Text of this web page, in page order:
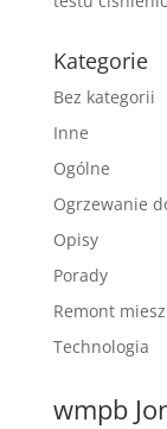
Kategorie
Bez kategorii
Inne
Ogólne
Ogrzewanie
Opisy
Porady
Remont
Technologia
wmpb